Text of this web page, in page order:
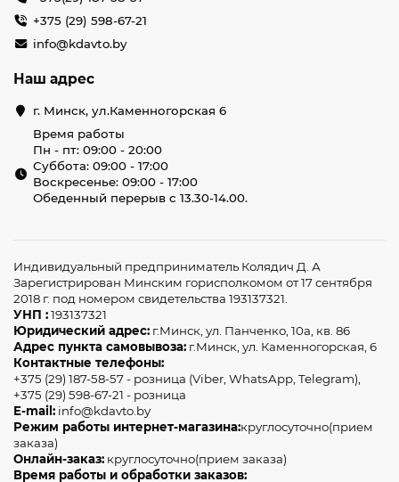
+375 (29) 598-67-21
info@kdavto.by
Наш адрес
г. Минск, ул.Каменногорская 6
Время работы
Пн - пт: 09:00 - 20:00
Суббота: 09:00 - 17:00
Воскресенье: 09:00 - 17:00
Обеденный перерыв с 13.30-14.00.
Индивидуальный предприниматель Колядич Д. А
Зарегистрирован Минским горисполкомом от 17 сентября
2018 г. под номером свидетельства 193137321.
УНП :193137321
Юридический адрес: г.Минск, ул. Панченко, 10а, кв. 86
Адрес пункта самовывоза: г.Минск, ул. Каменногорская, 6
Контактные телефоны:
+375 (29) 187-58-57 - розница (Viber, WhatsApp, Telegram),
+375 (29) 598-67-21 - розница
E-mail: info@kdavto.by
Режим работы интернет-магазина:круглосуточно(прием
заказа)
Онлайн-заказ: круглосуточно(прием заказа)
Время работы и обработки заказов: